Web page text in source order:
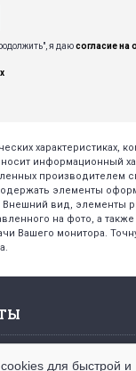
я даюсогласие на
характеристиках,
информационный
производителем
элементы
вид, элементы
на фото, а
Вашего монитора.
для быстрой и